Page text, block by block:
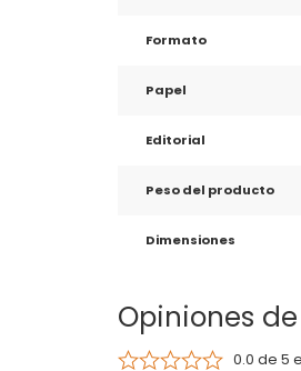
Formato
Papel
Editorial
Peso del producto
Dimensiones
Opiniones
0.0 de 5